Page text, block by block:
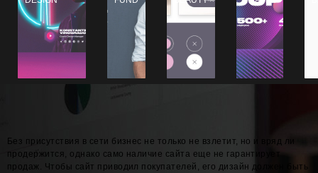
Без присутствия в сети бизнес не только не взлетит, но и вряд ли
продержится, однако само наличие сайта еще не гарантирует
продаж. Чтобы сайт приводил покупателей, его дизайн должен быть